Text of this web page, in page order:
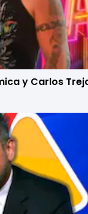
y Carlos